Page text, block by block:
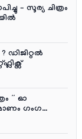
– സൂര്യ ചിത്രം
ഡിജിറ്റൽ
” ഓ
ഗംഗ